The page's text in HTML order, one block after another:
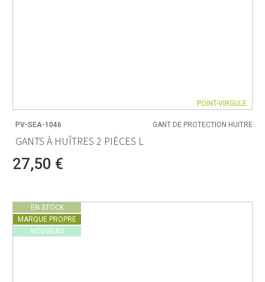
POINT-VIRGULE
PV-SEA-1046 GANT DE PROTECTION HUITRE
GANTS À HUÎTRES 2 PIÈCES L
27,50 €
EN STOCK
MARQUE PROPRE
NOUVEAU